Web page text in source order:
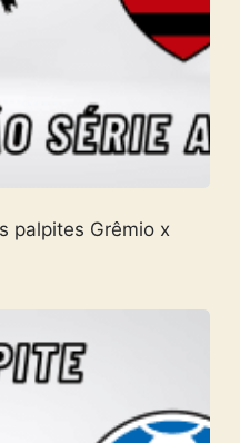
palpites Grêmio x